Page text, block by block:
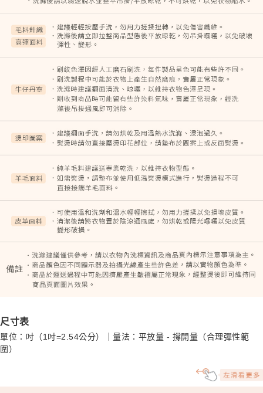
尺寸表
單位：吋（1吋=2.54公分）｜量法：平放量 - 撐開量（合理彈性範
圍）